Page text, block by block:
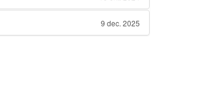
9 dec. 2025